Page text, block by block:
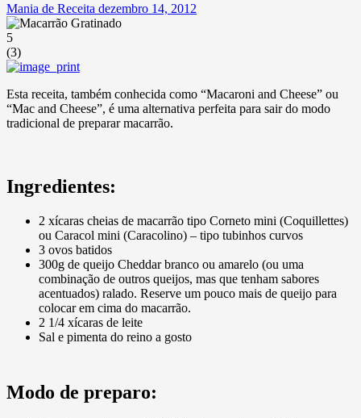
Mania de Receita dezembro 14, 2012
5
(3)
Esta receita, também conhecida como “Macaroni and Cheese” ou
“Mac and Cheese”, é uma alternativa perfeita para sair do modo
tradicional de preparar macarrão.
Ingredientes:
2 xícaras cheias de macarrão tipo Corneto mini (Coquillettes)
ou Caracol mini (Caracolino) – tipo tubinhos curvos
3 ovos batidos
300g de queijo Cheddar branco ou amarelo (ou uma
combinação de outros queijos, mas que tenham sabores
acentuados) ralado. Reserve um pouco mais de queijo para
colocar em cima do macarrão.
2 1/4 xícaras de leite
Sal e pimenta do reino a gosto
Modo de preparo: